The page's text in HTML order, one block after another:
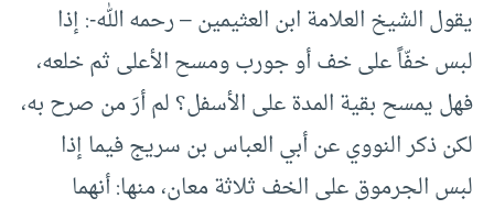
يقول الشيخ العلامة ابن العثيمين – رحمه الله-: إذا
لبس خفّاً على خف أو جورب ومسح الأعلى ثم خلعه،
فهل يمسح بقية المدة على الأسفل؟ لم أرَ من صرح به،
لكن ذكر النووي عن أبي العباس بن سريج فيما إذا
لبس الجرموق على الخف ثلاثة معان، منها: أنهما